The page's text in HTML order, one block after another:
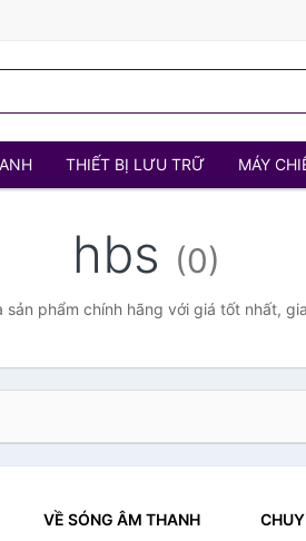
THIẾT BỊ LƯU TRỮ MÁY
hbs (0)
phẩm chính hãng với giá tốt nhất,
VỀ SÓNG ÂM THANH